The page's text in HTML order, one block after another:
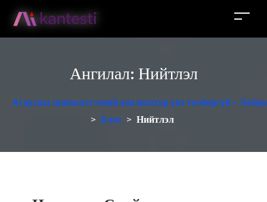
Ангилал: Нийтлэл
AI цусны шинжилгээний анализатор үнэ төлбөргүй -
> Блог > Нийтлэл